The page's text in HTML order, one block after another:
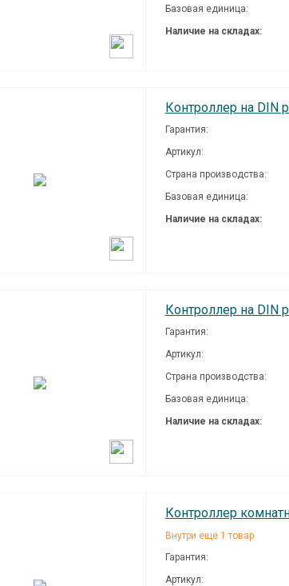
Базовая единица:
Наличие на складах:
Контроллер на DIN
Гарантия:
Артикул:
Страна производства:
Базовая единица:
Наличие на складах:
Контроллер на DIN
Гарантия:
Артикул:
Страна производства:
Базовая единица:
Наличие на складах:
Контроллер
Внутри еще 1 товар
Гарантия:
Артикул: